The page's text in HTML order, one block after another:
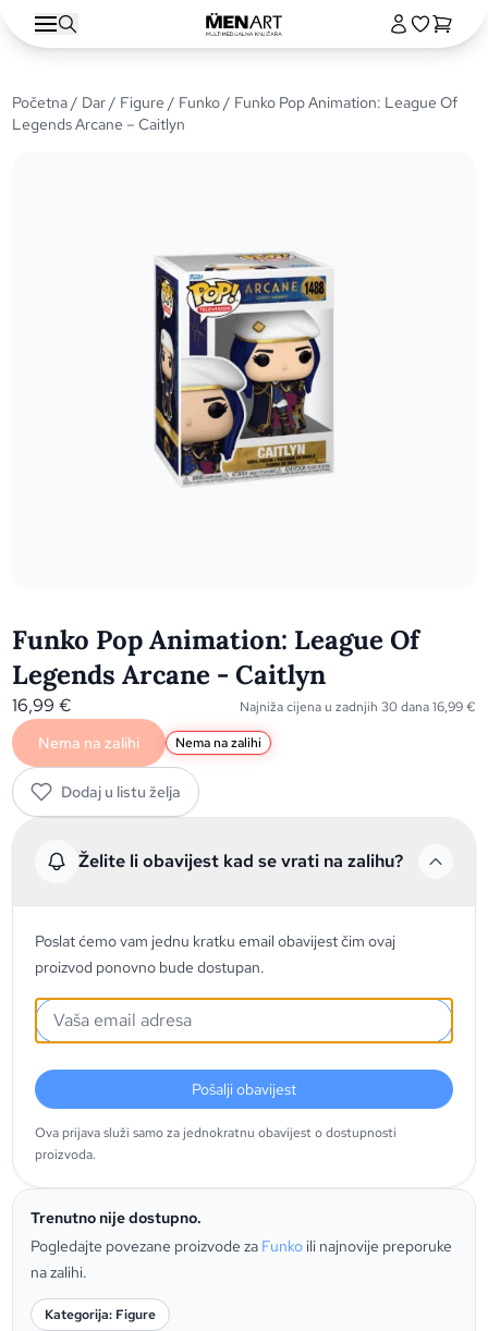
Početna/ Dar/ Figure / Funko/ Funko Pop Animation: League Of
Legends Arcane – Caitlyn
Funko Pop Animation: League Of
Legends Arcane - Caitlyn
16,99€ Najniža cijena u zadnjih 30 dana16,99€
Nema na zalihi Nema na zalihi
Dodaj u listu želja
Želite li obavijest kad se vrati na zalihu?
Poslat ćemo vam jednu kratku email obavijest čim ovaj
proizvod ponovno bude dostupan.
Pošalji obavijest
Ova prijava služi samo za jednokratnu obavijest o dostupnosti
proizvoda.
Trenutno nije dostupno.
Pogledajte povezane proizvode za Funko ili najnovije preporuke
na zalihi.
Kategorija: Figure